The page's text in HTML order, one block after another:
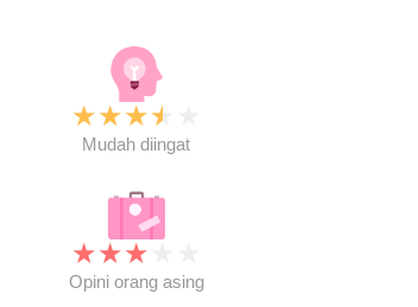
★★★★
Mudah diingat
★★★
Opini orang asing